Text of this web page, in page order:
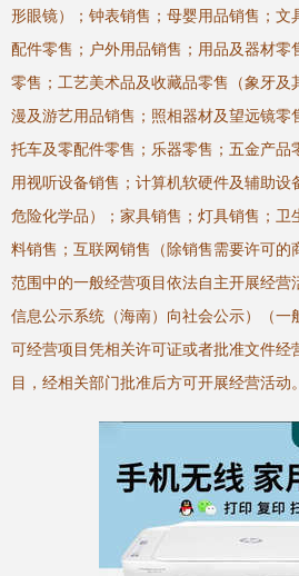
形眼镜）；钟表销售；母婴用品销售；文
配件零售；户外用品销售；用品及器材零
零售；工艺美术品及收藏品零售（象牙及
漫及游艺用品销售；照相器材及望远镜零
托车及零配件零售；乐器零售；五金产品
用视听设备销售；计算机软硬件及辅助设
危险化学品）；家具销售；灯具销售；卫
料销售；互联网销售（除销售需要许可的
范围中的一般经营项目依法自主开展经营
信息公示系统（海南）向社会公示）（一
可经营项目凭相关许可证或者批准文件经
目，经相关部门批准后方可开展经营活动